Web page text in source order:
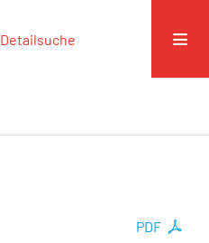
Detailsuche
PDF